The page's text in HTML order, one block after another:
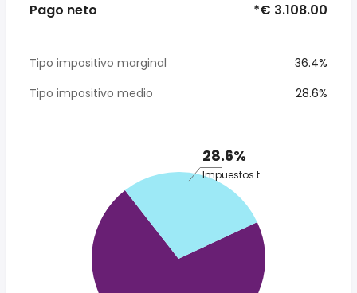
Pago neto *€ 3.108.00
Tipo impositivo marginal
36.4%
Tipo impositivo medio
28.6%
28.6%
Impuestos totales